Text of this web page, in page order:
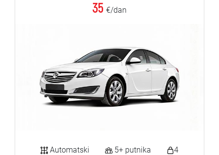
35 €/dan
Automatski 5+ putnika 4